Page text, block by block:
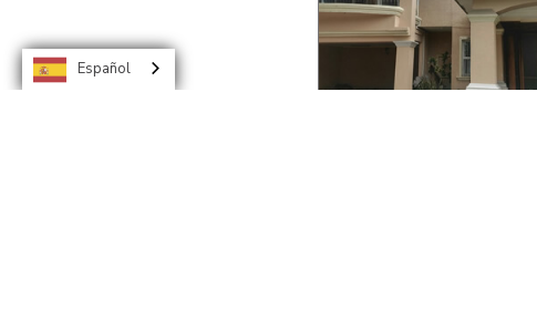
Casa de habitación en
Colonia El Sauce
Español